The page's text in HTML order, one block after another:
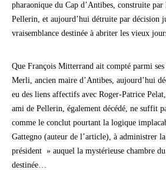
pharaonique du Cap d’Antibes, construite
Pellerin, et aujourd’hui détruite par décision
vraisemblance destinée à abriter les vieux
Que François Mitterrand ait compté parmi ses
Merli, ancien maire d’Antibes, aujourd’hui
eu des liens affectifs avec Roger-Patrice
ami de Pellerin, également décédé, ne suffit
comme le conclut pourtant la logique
Gattegno (auteur de l’article), à administrer
président » auquel la mystérieuse chambre
destinée…